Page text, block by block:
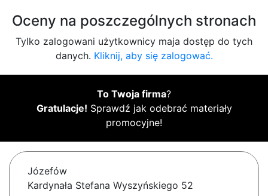
Oceny na poszczególnych stronach
Tylko zalogowani użytkownicy maja dostęp do tych
danych. Kliknij, aby się zalogować.
To Twoja firma?
Gratulacje! Sprawdź jak odebrać materiały
promocyjne!
Józefów
Kardynała Stefana Wyszyńskiego 52